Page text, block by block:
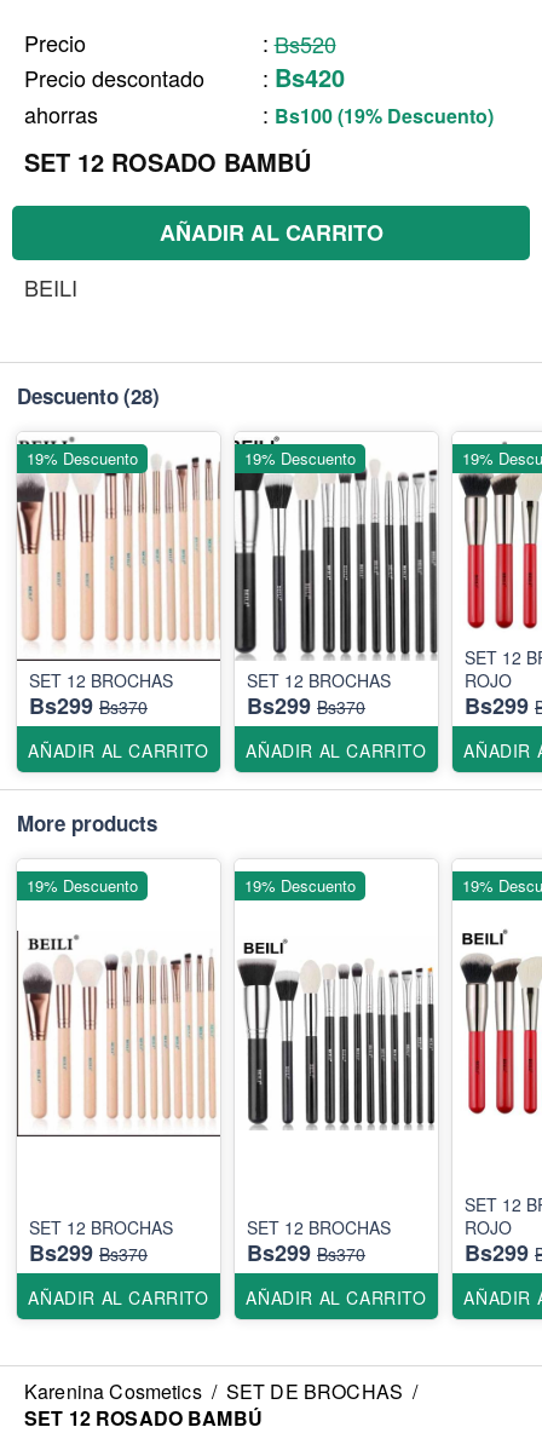
Precio : Bs520
Precio descontado
: Bs420
ahorras : Bs100 (19% Descuento)
SET 12 ROSADO BAMBÚ
AÑADIR AL CARRITO
BEILI
Descuento(28)
SET 12 BROCHAS
Bs299 Bs370
AÑADIR AL CARRITO
19% Descuento
SET 12 BROCHAS
Bs299 Bs370
AÑADIR AL CARRITO
19% Descuento
SET 12 BROCHAS
ROJO
Bs299
AÑADIR
19%
More products
SET 12 BROCHAS
Bs299 Bs370
AÑADIR AL CARRITO
19% Descuento
SET 12 BROCHAS
Bs299 Bs370
AÑADIR AL CARRITO
19% Descuento
SET 12 BROCHAS
ROJO
Bs299
AÑADIR
19%
Karenina Cosmetics / SET DE BROCHAS /
SET 12 ROSADO BAMBÚ